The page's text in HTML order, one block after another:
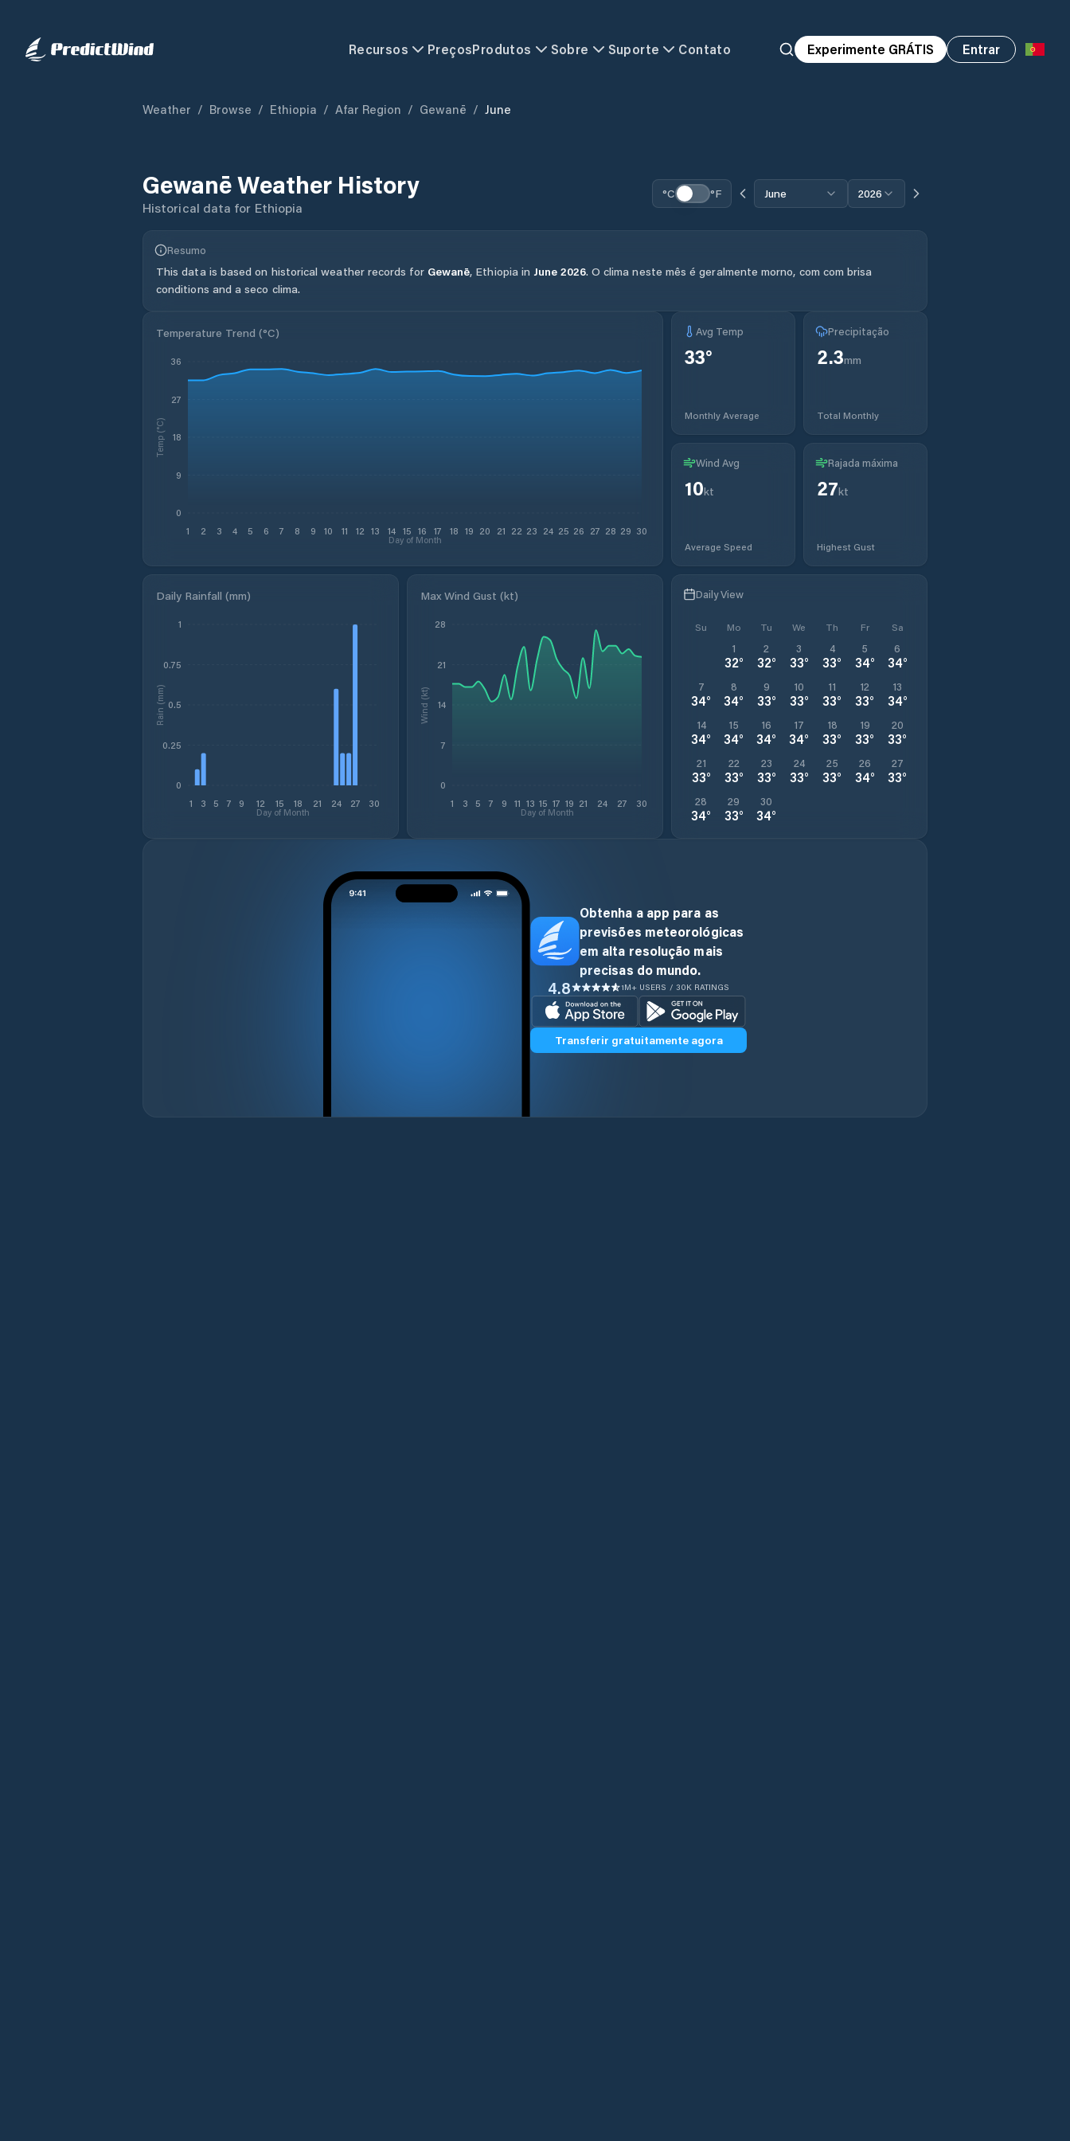
Recursos PreçosProdutos Sobre Suporte Contato Experimente GRÁTIS Entrar
Weather / Browse / Ethiopia / Afar Region / Gewanē / June
GewanēWeather History
Historical data for Ethiopia
°C °F June 2026
Resumo
This data is based on historical weather records for Gewanē, Ethiopia in June 2026. O clima neste mês é geralmente morno, com com brisa
conditions and a seco clima.
Temperature Trend (°C)
1 2 3 4 5 6 7 8 9 10 11 12 13 14 15 16 17 18 19 20 21 22 23 24 25 26 27 28 29 30
Day of Month
0
9
18
27
36
Temp (°C)
Avg Temp
33°
Monthly Average
Precipitação
2.3mm
Total Monthly
Wind Avg
10kt
Average Speed
Rajada máxima
27kt
Highest Gust
Daily Rainfall (mm)
1 3 5 7 9 12 15 18 21 24 27 30
Day of Month
0
0.25
0.5
0.75
1
Rain (mm)
Max Wind Gust (kt)
1 3 5 7 9 11 13 15 17 19 21 24 27 30
Day of Month
0
7
14
21
28
Wind (kt)
Daily View
Su Mo Tu We Th Fr Sa
1
32°
2
32°
3
33°
4
33°
5
34°
6
34°
7
34°
8
34°
9
33°
10
33°
11
33°
12
33°
13
34°
14
34°
15
34°
16
34°
17
34°
18
33°
19
33°
20
33°
21
33°
22
33°
23
33°
24
33°
25
33°
26
34°
27
33°
28
34°
29
33°
30
34°
Obtenha a app para as
previsões meteorológicas
em alta resolução mais
precisas do mundo.
4.8 1M+ USERS / 30K RATINGS
Transferir gratuitamente agora